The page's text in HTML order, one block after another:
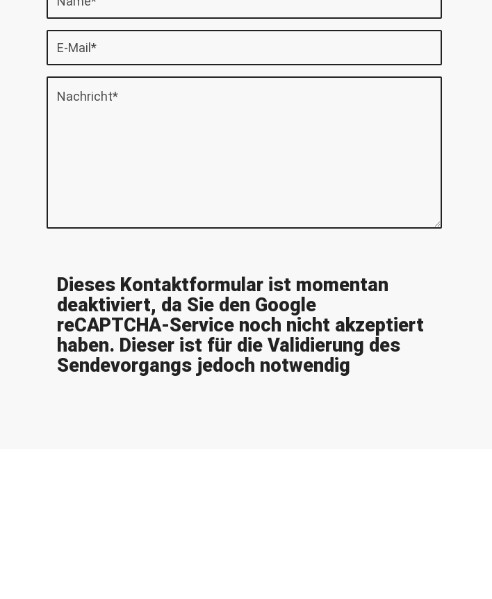
Dieses Kontaktformular ist momentan
deaktiviert, da Sie den Google
reCAPTCHA-Service noch nicht akzeptiert
haben. Dieser ist für die Validierung des
Sendevorgangs jedoch notwendig